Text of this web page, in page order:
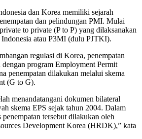
dan Korea memiliki sejarah
dan pelindungan PMI. Mulai
to private (P to P) yang dilaksanakan
Indonesia atau P3MI (dulu PJTKI).
regulasi di Korea, penempatan
program Employment Permit
penempatan dilakukan melalui skema
(G to G).
menandatangani dokumen bilateral
skema EPS sejak tahun 2004. Dalam
tersebut dilakukan oleh
Development Korea (HRDK),” kata